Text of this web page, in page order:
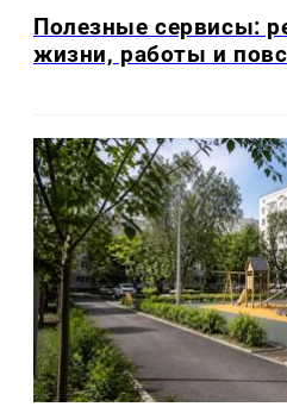
Полезные сервисы:
жизни, работы и